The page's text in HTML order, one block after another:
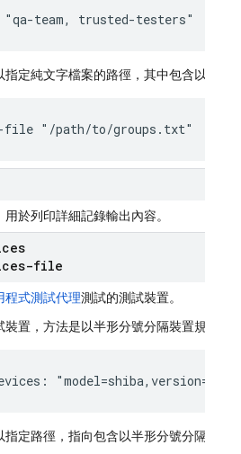
"qa-team, trusted-testers"
指定純文字檔案的路徑，其中包含以半形
file "/path/to/groups.txt"
於列印詳細記錄輸出內容。
file
程式測試代理測試的測試裝置。
裝置，方法是以半形分號分隔裝置規格清
指定路徑，指向包含以半形分號分隔測試